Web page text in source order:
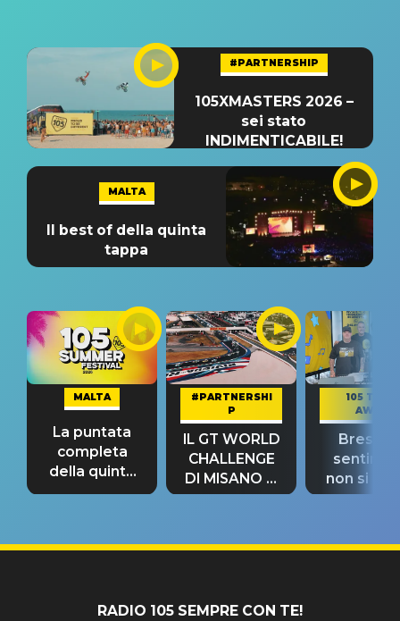
#PARTNERSHIP
105XMASTERS 2026 –
sei stato
INDIMENTICABILE!
MALTA
Il best of della quinta
tappa
MALTA
La puntata
completa
della quinta
tappa
#PARTNERSHI
P
IL GT WORLD
CHALLENGE
DI MISANO si
riconferma
105 TAKE
AWAY
Bresh:
non si
fino alla
RADIO 105 SEMPRE CON TE!